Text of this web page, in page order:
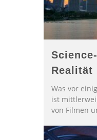
Realität
Was vor
ist
von Filmen